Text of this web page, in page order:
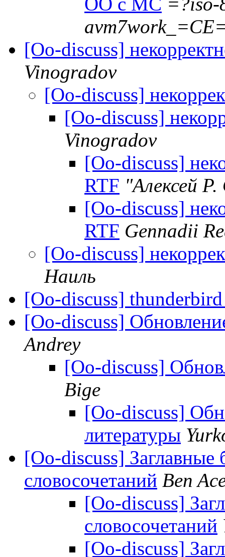
[Oo-discuss]
Vinogradov
[Oo-discuss]
[Oo-discuss]
Vinogradov
[Oo-discuss]
RTF "Алексей
[Oo-discuss]
RTF Gennadii
[Oo-discuss]
Наиль
[Oo-discuss] thunderbird
[Oo-discuss]
Andrey
[Oo-discuss]
Bige
[Oo-discuss]
литературы
[Oo-discuss] Заглавные
словосочетаний Ben
[Oo-discuss]
словосочетаний
[Oo-discuss]